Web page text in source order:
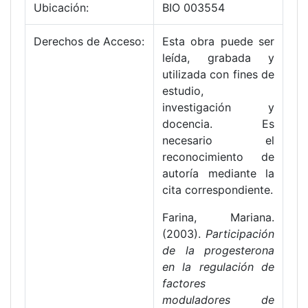
Ubicación: BIO 003554
Derechos de Acceso:
Esta obra puede ser
leída, grabada y
utilizada con fines de
estudio,
investigación y
docencia. Es
necesario el
reconocimiento de
autoría mediante la
cita correspondiente.
Farina, Mariana.
(2003). Participación
de la progesterona
en la regulación de
factores
moduladores de